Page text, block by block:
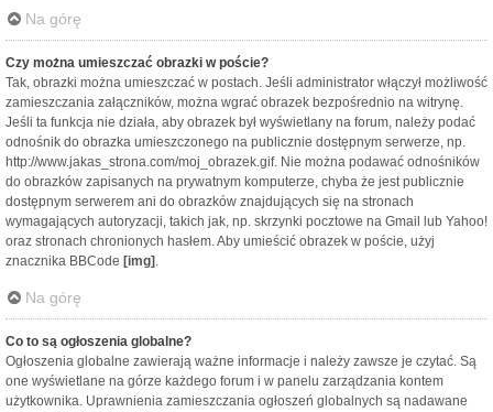
Na górę
Czy można umieszczać obrazki w poście?
Tak, obrazki można umieszczać w postach. Jeśli administrator włączył możliwość
zamieszczania załączników, można wgrać obrazek bezpośrednio na witrynę.
Jeśli ta funkcja nie działa, aby obrazek był wyświetlany na forum, należy podać
odnośnik do obrazka umieszczonego na publicznie dostępnym serwerze, np.
http://www.jakas_strona.com/moj_obrazek.gif. Nie można podawać odnośników
do obrazków zapisanych na prywatnym komputerze, chyba że jest publicznie
dostępnym serwerem ani do obrazków znajdujących się na stronach
wymagających autoryzacji, takich jak, np. skrzynki pocztowe na Gmail lub Yahoo!
oraz stronach chronionych hasłem. Aby umieścić obrazek w poście, użyj
znacznika BBCode [img] .
Na górę
Co to są ogłoszenia globalne?
Ogłoszenia globalne zawierają ważne informacje i należy zawsze je czytać. Są
one wyświetlane na górze każdego forum i w panelu zarządzania kontem
użytkownika. Uprawnienia zamieszczania ogłoszeń globalnych są nadawane